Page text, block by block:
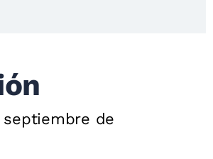
septiembre de